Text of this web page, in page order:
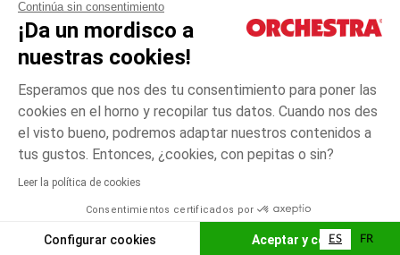
Continúa sin consentimiento
¡Da un mordisco a
nuestras cookies!
Esperamos que nos des tu consentimiento para poner las
cookies en el horno y recopilar tus datos. Cuando nos des
el visto bueno, podremos adaptar nuestros contenidos a
tus gustos. Entonces, ¿cookies, con pepitas o sin?
Leer la política de cookies
Consentimientos certificados por
Configurar cookies Aceptar y cerrar
Blanco
3
El pago medidante
AÑADIR A LA CESTA
Condiciones generales de venta
Aviso Legal
*Condiciones de las ofertas actuales
Gestión de las cookies
Accesibilidad: no conforme
Orchestra adhiere al código de ética de la Federación Francesa de comercio
electrónico y venta a distancia (FEVAD) y al sistema de mediación de
ES FR